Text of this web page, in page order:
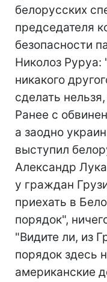
белорусских
председателя
безопасности
Николоз Руруа:
никакого
сделать
Ранее с
а заодно
выступил
Александр
у граждан
приехать в
порядок",
"Видите ли, из
порядок здесь
американские